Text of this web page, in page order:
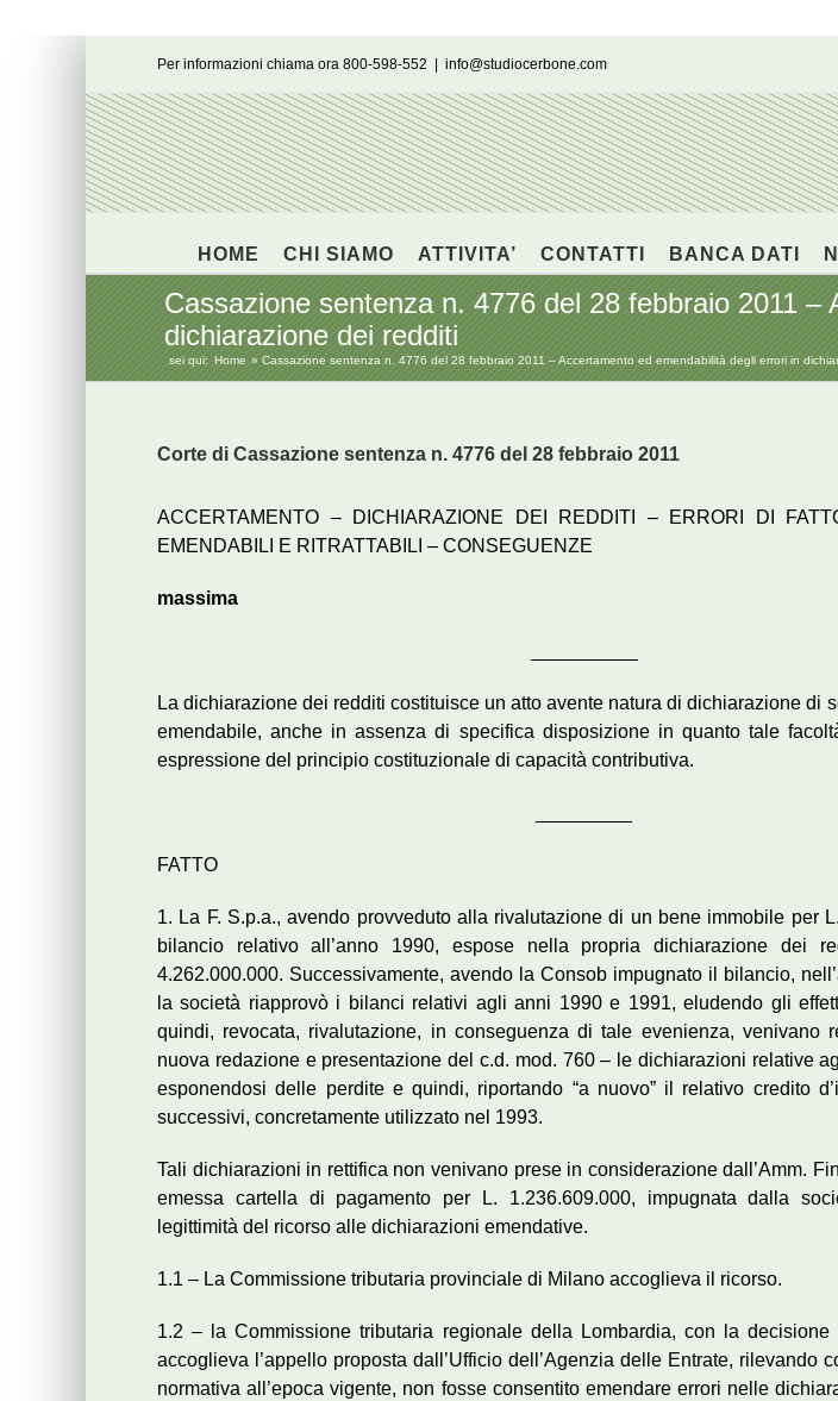
Per informazioni chiama ora 800-598-552 info@studiocerbone.com
HOME CHI SIAMO ATTIVITA’ CONTATTI BANCA DATI
Cassazione sentenza n. 4776 del 28 febbraio 2011
dichiarazione dei redditi
sei qui: Home Cassazione sentenza n. 4776 del 28 febbraio 2011 – Accertamento ed emendabilità degli errori in
Corte di Cassazione sentenza n. 4776 del 28 febbraio 2011
ACCERTAMENTO – DICHIARAZIONE DEI REDDITI – ERRORI DI
EMENDABILI E RITRATTABILI – CONSEGUENZE
massima
La dichiarazione dei redditi costituisce un atto avente natura di dichiarazione di
emendabile, anche in assenza di specifica disposizione in quanto tale
espressione del principio costituzionale di capacità contributiva.
FATTO
1. La F. S.p.a., avendo provveduto alla rivalutazione di un bene immobile per
bilancio relativo all’anno 1990, espose nella propria dichiarazione dei
4.262.000.000. Successivamente, avendo la Consob impugnato il bilancio,
la società riapprovò i bilanci relativi agli anni 1990 e 1991, eludendo gli
quindi, revocata, rivalutazione, in conseguenza di tale evenienza, venivano
nuova redazione e presentazione del c.d. mod. 760 – le dichiarazioni relative
esponendosi delle perdite e quindi, riportando “a nuovo” il relativo credito
successivi, concretamente utilizzato nel 1993.
Tali dichiarazioni in rettifica non venivano prese in considerazione dall’Amm.
emessa cartella di pagamento per L. 1.236.609.000, impugnata dalla
legittimità del ricorso alle dichiarazioni emendative.
1.1 – La Commissione tributaria provinciale di Milano accoglieva il ricorso.
1.2 – la Commissione tributaria regionale della Lombardia, con la decisione
accoglieva l’appello proposta dall’Ufficio dell’Agenzia delle Entrate, rilevando
normativa all’epoca vigente, non fosse consentito emendare errori nelle